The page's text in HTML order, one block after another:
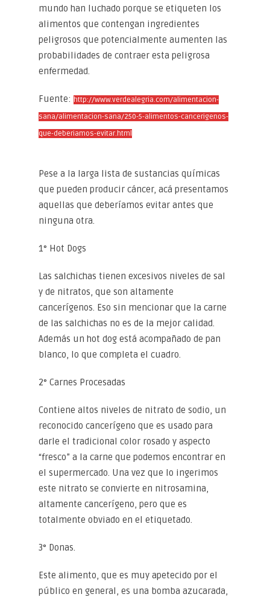
mundo han luchado porque se etiqueten los
alimentos que contengan ingredientes
peligrosos que potencialmente aumenten las
probabilidades de contraer esta peligrosa
enfermedad.
Fuente: http://www.verdealegria.com/alimentacion-
sana/alimentacion-sana/250-5-alimentos-cancerigenos-
que-deberiamos-evitar.html
Pese a la larga lista de sustancias químicas
que pueden producir cáncer, acá presentamos
aquellas que deberíamos evitar antes que
ninguna otra.
1° Hot Dogs
Las salchichas tienen excesivos niveles de sal
y de nitratos, que son altamente
cancerígenos. Eso sin mencionar que la carne
de las salchichas no es de la mejor calidad.
Además un hot dog está acompañado de pan
blanco, lo que completa el cuadro.
2° Carnes Procesadas
Contiene altos niveles de nitrato de sodio, un
reconocido cancerígeno que es usado para
darle el tradicional color rosado y aspecto
“fresco” a la carne que podemos encontrar en
el supermercado. Una vez que lo ingerimos
este nitrato se convierte en nitrosamina,
altamente cancerígeno, pero que es
totalmente obviado en el etiquetado.
3° Donas.
Este alimento, que es muy apetecido por el
público en general, es una bomba azucarada,